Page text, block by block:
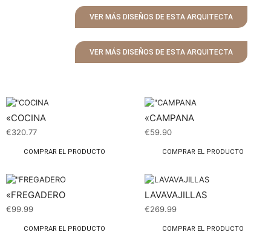
VER MÁS DISEÑOS DE ESTA ARQUITECTA
VER MÁS DISEÑOS DE ESTA ARQUITECTA
«COCINA
€320.77
COMPRAR EL PRODUCTO
«CAMPANA
€59.90
COMPRAR EL PRODUCTO
«FREGADERO
€99.99
COMPRAR EL PRODUCTO
LAVAVAJILLAS
€269.99
COMPRAR EL PRODUCTO